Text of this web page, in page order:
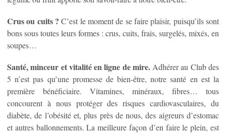
Crus ou cuits ? C’est le moment de se faire plaisir, puisqu’ils sont
bons sous toutes leurs formes : crus, cuits, frais, surgelés, mixés, en
soupes…
Santé, minceur et vitalité en ligne de mire.Adhérer au Club des
5 n’est pas qu’une promesse de bien-être, notre santé en est la
première bénéficiaire. Vitamines, minéraux, fibres… tous
concourent à nous protéger des risques cardiovasculaires, du
diabète, de l’obésité et, plus près de nous, des aigreurs d’estomac
et autres ballonnements. La meilleure façon d’en faire le plein, est